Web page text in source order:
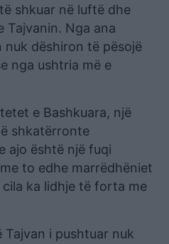
shkuar në luftë dhe
Tajvanin. Nga ana
nuk dëshiron të pësojë
nga ushtria më e
e Bashkuara, një
shkatërronte
ajo është një fuqi
to edhe marrëdhëniet
ka lidhje të forta me
Tajvan i pushtuar nuk